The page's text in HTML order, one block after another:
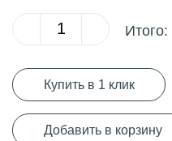
Итого:
Купить в 1 клик
Добавить в корзину